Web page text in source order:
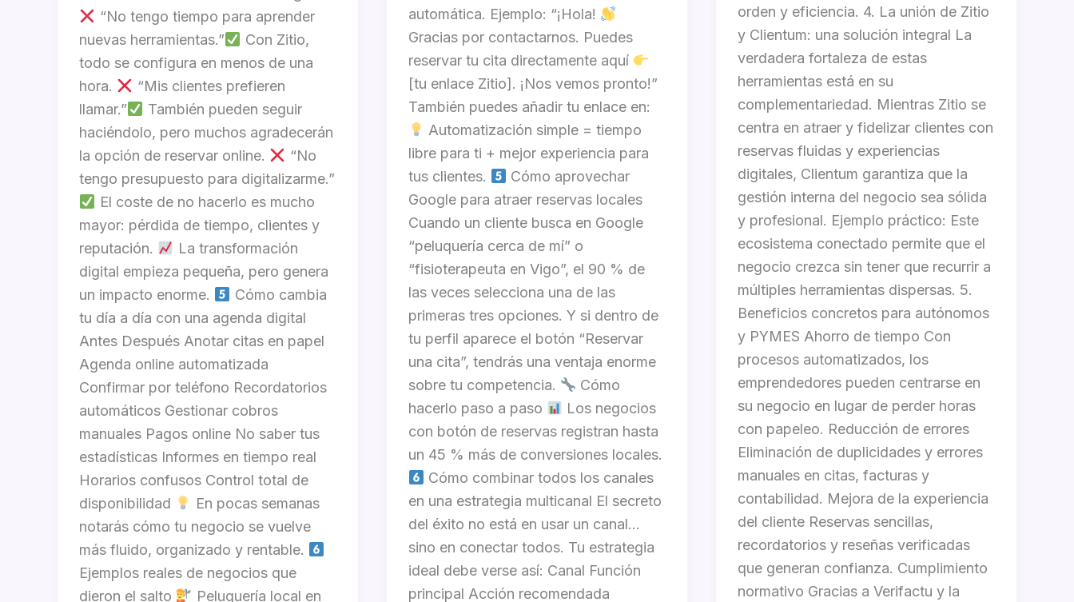
“No tengo tiempo para aprender
nuevas herramientas.”
Con Zitio,
todo se configura en menos de una
hora.
“Mis clientes prefieren
llamar.”
También pueden seguir
haciéndolo, pero muchos agradecerán
la opción de reservar online.
“No
tengo presupuesto para digitalizarme.”
El coste de no hacerlo es mucho
mayor: pérdida de tiempo, clientes y
reputación.
La transformación
digital empieza pequeña, pero genera
un impacto enorme.
Cómo cambia
tu día a día con una agenda digital
Antes Después Anotar citas en papel
Agenda online automatizada
Confirmar por teléfono Recordatorios
automáticos Gestionar cobros
manuales Pagos online No saber tus
estadísticas Informes en tiempo real
Horarios confusos Control total de
disponibilidad
En pocas semanas
notarás cómo tu negocio se vuelve
más fluido, organizado y rentable.
Ejemplos reales de negocios que
dieron el salto
Peluquería local en
automática. Ejemplo: “¡Hola!
Gracias por contactarnos. Puedes
reservar tu cita directamente aquí
[tu enlace Zitio]. ¡Nos vemos pronto!”
También puedes añadir tu enlace en:
Automatización simple = tiempo
libre para ti + mejor experiencia para
tus clientes.
Cómo aprovechar
Google para atraer reservas locales
Cuando un cliente busca en Google
“peluquería cerca de mí” o
“fisioterapeuta en Vigo”, el 90 % de
las veces selecciona una de las
primeras tres opciones. Y si dentro de
tu perfil aparece el botón “Reservar
una cita”, tendrás una ventaja enorme
sobre tu competencia.
Cómo
hacerlo paso a paso
Los negocios
con botón de reservas registran hasta
un 45 % más de conversiones locales.
Cómo combinar todos los canales
en una estrategia multicanal El secreto
del éxito no está en usar un canal…
sino en conectar todos. Tu estrategia
ideal debe verse así: Canal Función
principal Acción recomendada
orden y eficiencia. 4. La unión de Zitio
y Clientum: una solución integral La
verdadera fortaleza de estas
herramientas está en su
complementariedad. Mientras Zitio se
centra en atraer y fidelizar clientes con
reservas fluidas y experiencias
digitales, Clientum garantiza que la
gestión interna del negocio sea sólida
y profesional. Ejemplo práctico: Este
ecosistema conectado permite que el
negocio crezca sin tener que recurrir a
múltiples herramientas dispersas. 5.
Beneficios concretos para autónomos
y PYMES Ahorro de tiempo Con
procesos automatizados, los
emprendedores pueden centrarse en
su negocio en lugar de perder horas
con papeleo. Reducción de errores
Eliminación de duplicidades y errores
manuales en citas, facturas y
contabilidad. Mejora de la experiencia
del cliente Reservas sencillas,
recordatorios y reseñas verificadas
que generan confianza. Cumplimiento
normativo Gracias a Verifactu y la